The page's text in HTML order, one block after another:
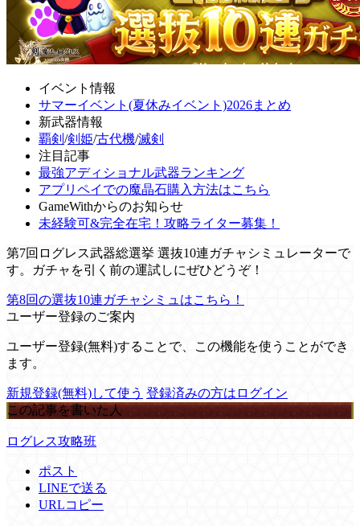
イベント情報
サマーイベント(夏休みイベント)2026まとめ
新武器情報
覇剣 /剣姫/古代機/滅剣
注目記事
最強アディショナル武器ランキング
アプリペイでの魔晶石購入方法はこちら
GameWithからのお知らせ
未経験可&完全在宅！攻略ライター募集！
第7回ログレス武器総選挙 選抜10連ガチャシミュレーターで
す。ガチャを引く前の運試しにぜひどうぞ！
第8回の選抜10連ガチャシミュはこちら！
ユーザー登録のご案内
ユーザー登録(無料)することで、この機能を使うことができ
ます。
新規登録(無料)して使う 登録済みの方はログイン
この記事を書いた人
ログレス攻略班
ポスト
LINEで送る
URLコピー